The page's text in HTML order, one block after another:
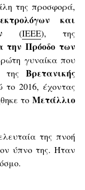
της προσφορά,
και
(IEEE), της
την Πρόοδο των
γυναίκα που
της Βρετανικής
το 2016, έχοντας
το Μετάλλιο
της πνοή
ύπνο της. Ήταν